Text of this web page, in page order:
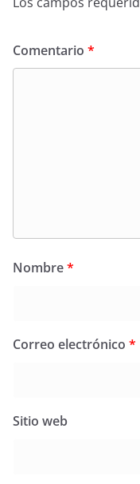
Comentario *
Nombre*
Correo electrónico *
Sitio web